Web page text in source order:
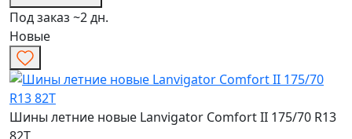
Под заказ ~2 дн.
Новые
Шины летние новые Lanvigator Comfort II 175/70 R13